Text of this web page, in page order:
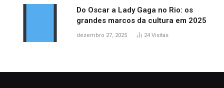
Do Oscar a Lady Gaga no Rio: os
grandes marcos da cultura em 2025
dezembro 27, 2025 24 Visitas